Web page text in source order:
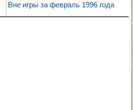
Вне игры за февраль 1996 года